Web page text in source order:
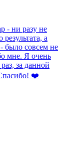
- ни разу не
а
было совсем не
мне. Я очень
за данной
❤️